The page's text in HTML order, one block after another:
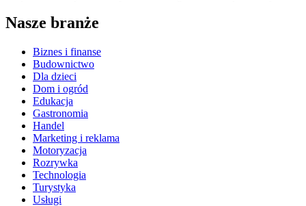
Nasze branże
Biznes i finanse
Budownictwo
Dla dzieci
Dom i ogród
Edukacja
Gastronomia
Handel
Marketing i reklama
Motoryzacja
Rozrywka
Technologia
Turystyka
Usługi